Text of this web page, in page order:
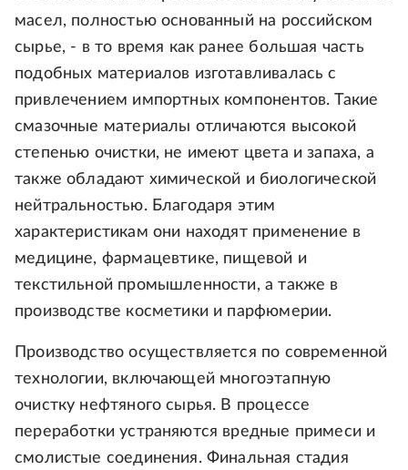
масел, полностью основанный на российском
сырье, - в то время как ранее большая часть
подобных материалов изготавливалась с
привлечением импортных компонентов. Такие
смазочные материалы отличаются высокой
степенью очистки, не имеют цвета и запаха, а
также обладают химической и биологической
нейтральностью. Благодаря этим
характеристикам они находят применение в
медицине, фармацевтике, пищевой и
текстильной промышленности, а также в
производстве косметики и парфюмерии.
Производство осуществляется по современной
технологии, включающей многоэтапную
очистку нефтяного сырья. В процессе
переработки устраняются вредные примеси и
смолистые соединения. Финальная стадия